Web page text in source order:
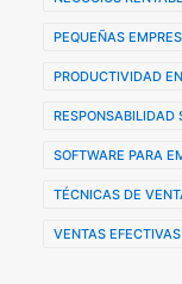
PEQUEÑAS
PRODUCTIVIDAD
RESPONSABILIDAD
SOFTWARE PARA
TÉCNICAS DE
VENTAS EFECTIVAS